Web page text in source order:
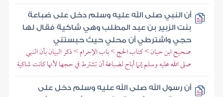
أن النبي صلى الله عليه وسلم دخل على ضباعة
بنت الزبير بن عبد المطلب وهي شاكية فقال لها
حجي واشترطي أن محلي حيث حبستني
صحيح ابن حبان > كتاب الحج > باب الإحرام > ذكر البيان بأن النبي
صلى الله عليه وسلم إنما أباح لضباعة أن تشترط في حجها لأنها كانت شاكية
أن رسول الله صلى الله عليه وسلم دخل على